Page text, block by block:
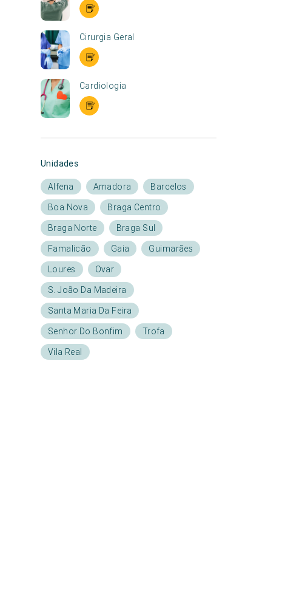
Cirurgia Geral
Cardiologia
Unidades
Alfena Amadora
Barcelos
Boa Nova
Braga Centro
Braga Norte
Braga Sul
Famalicão
Gaia
Guimarães
Loures
Ovar
S. João Da Madeira
Santa Maria Da Feira
Senhor Do Bonfim
Trofa
Vila Real